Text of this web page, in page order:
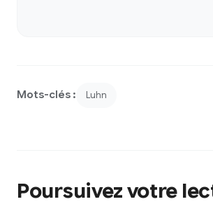
Mots-clés : Luhn
Poursuivez votre